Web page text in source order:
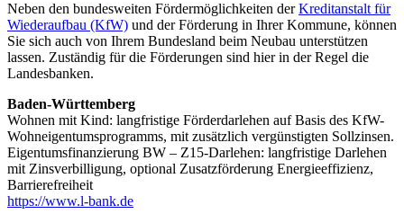
Neben den bundesweiten Fördermöglichkeiten derKreditanstalt für
Wiederaufbau (KfW) und der Förderung in Ihrer Kommune, können
Sie sich auch von Ihrem Bundesland beim Neubau unterstützen
lassen. Zuständig für die Förderungen sind hier in der Regel die
Landesbanken.
Baden-Württemberg
Wohnen mit Kind: langfristige Förderdarlehen auf Basis des KfW-
Wohneigentumsprogramms, mit zusätzlich vergünstigten Sollzinsen.
Eigentumsfinanzierung BW – Z15-Darlehen: langfristige Darlehen
mit Zinsverbilligung, optional Zusatzförderung Energieeffizienz,
Barrierefreiheit
https://www.l-bank.de